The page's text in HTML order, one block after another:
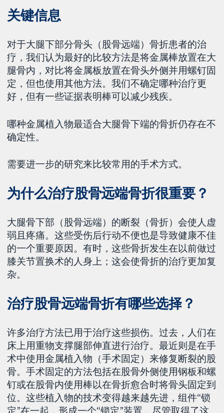
关键信息
对于大腿下部分骨头（股骨远端）骨折患者的治
疗，我们认为最好的比较方法是将金属棒放置在大
腿骨内，对比将金属板放置在骨头外侧并用螺钉固
定，但也使用其他方法。我们不确定哪种治疗更
好，但有一些证据表明棒可以减少残疾。
哪种金属植入物最适合大腿骨下端的骨折仍存在不
确定性。
需要进一步的研究来比较常用的手术方式。
为什么治疗股骨远端骨折很重要？
大腿骨下部（股骨远端）的断裂（骨折）会使人虚
弱且疼痛。这些受伤后行动不便也是导致健康不佳
的一个重要原因。有时，这些骨折发生在以前做过
膝关节置换术的人身上；这会使骨折的治疗更加复
杂。
治疗股骨远端骨折有哪些选择？
许多治疗方法已用于治疗这些损伤。过去，人们在
床上用重物支撑腿部伸直进行治疗。最近则是在手
术中使用金属植入物（手术固定）来修复断裂的股
骨。手术固定的方法包括在股骨外侧使用钢板和螺
钉或在股骨内使用棒以在骨折愈合时将骨头固定到
位。这些植入物的技术变得越来越先进，组件“锁
定”在一起，形成一个“锁定”装置。尽管取得了这